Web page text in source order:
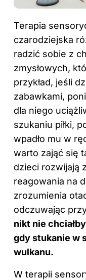
Terapia
czarodziejska
radzić sobie z
zmysłowych,
przykład, jeśli
zabawkami,
dla niego
szukaniu piłki,
wpadło mu w
warto zająć się
dzieci rozwijają
reagowania na
zrozumienia
odczuwając
nikt nie
gdy stukanie w
wulkanu.
W terapii